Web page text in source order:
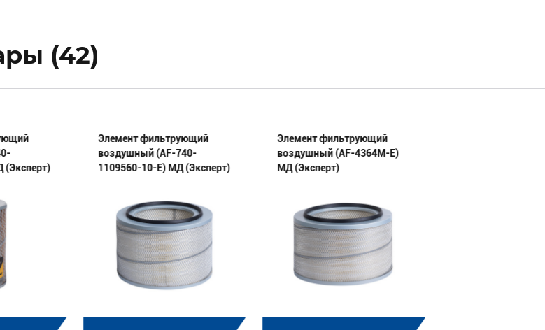
(42)
(Эксперт)
Элемент фильтрующий
воздушный (AF-740-
1109560-10-E) МД (Эксперт)
Элемент фильтрующий
воздушный (AF-4364M-E)
МД (Эксперт)